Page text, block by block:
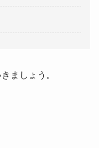
ましょう。